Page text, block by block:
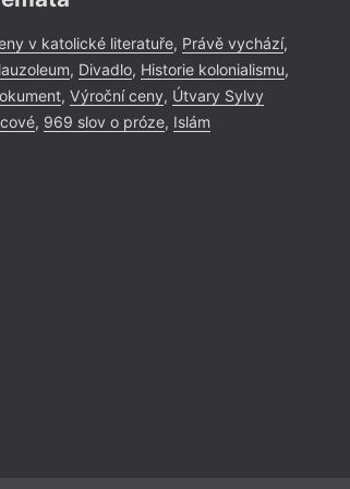
v katolické literatuře, Právě vychází,
, Divadlo, Historie kolonialismu,
, Výroční ceny, Útvary Sylvy
, 969 slov o próze, Islám